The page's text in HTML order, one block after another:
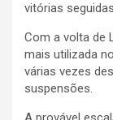
vitórias
Com a volta de
mais utilizada
várias vezes
suspensões.